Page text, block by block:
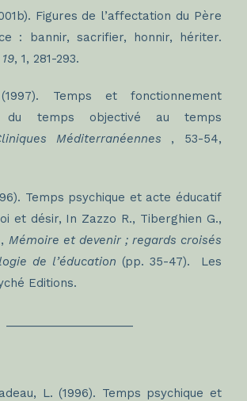
Figures de l’affectation du Père
: bannir, sacrifier, honnir, hériter.
, 1, 281-293.
Temps et fonctionnement
du temps objectivé au temps
Méditerranéennes , 53-54,
Temps psychique et acte éducatif
et désir, In Zazzo R., Tiberghien G.,
Mémoire et devenir ; regards croisés
de l’éducation (pp. 35-47). Les
Editions.
L. (1996). Temps psychique et